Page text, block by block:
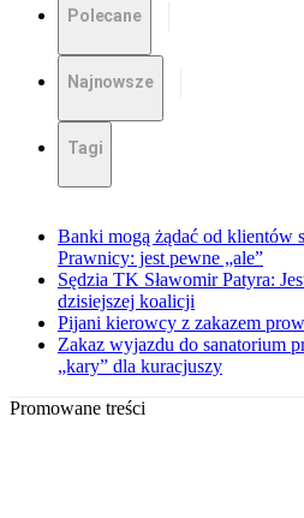
Polecane
Najnowsze
Tagi
Banki mogą żądać od klientów
Prawnicy: jest pewne „ale”
Sędzia TK Sławomir Patyra:
dzisiejszej koalicji
Pijani kierowcy z zakazem
Zakaz wyjazdu do sanatorium
„kary” dla kuracjuszy
Promowane treści